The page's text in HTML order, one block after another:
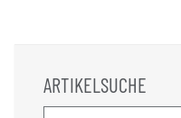
ARTIKELSUCHE